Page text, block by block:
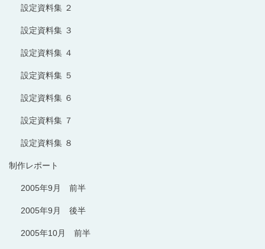
設定資料集 ２
設定資料集 ３
設定資料集 ４
設定資料集 ５
設定資料集 ６
設定資料集 ７
設定資料集 ８
制作レポート
2005年9月 前半
2005年9月 後半
2005年10月 前半